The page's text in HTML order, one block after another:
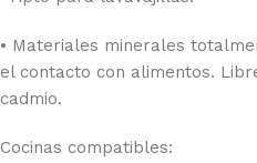
• Materiales minerales
el contacto con alimentos.
cadmio.
Cocinas compatibles: